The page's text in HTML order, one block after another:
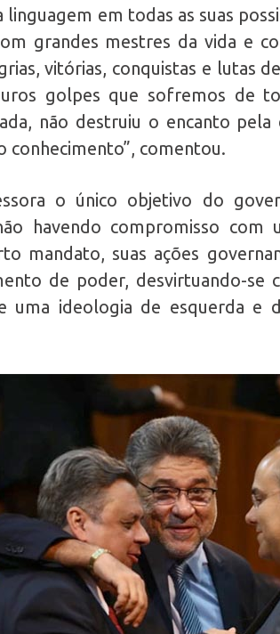
linguagem em todas as suas
grandes mestres da vida e
vitórias, conquistas e lutas
golpes que sofremos de
não destruiu o encanto
conhecimento”, comentou.
o único objetivo do
havendo compromisso com
mandato, suas ações
de poder, desvirtuando-se
uma ideologia de esquerda e